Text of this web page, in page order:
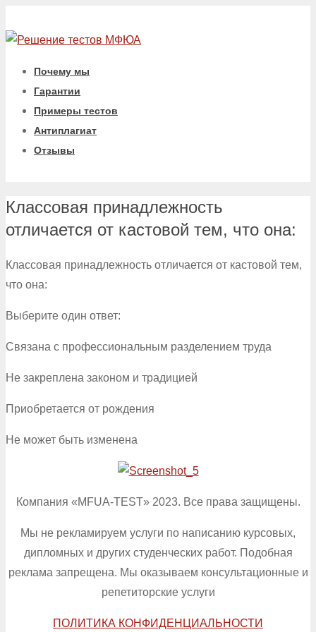
Почему мы
Гарантии
Примеры тестов
Антиплагиат
Отзывы
Классовая принадлежность
отличается от кастовой тем, что она:
Классовая принадлежность отличается от кастовой тем,
что она:
Выберите один ответ:
Связана с профессиональным разделением труда
Не закреплена законом и традицией
Приобретается от рождения
Не может быть изменена
Компания «MFUA-TEST» 2023. Все права защищены.
Мы не рекламируем услуги по написанию курсовых,
дипломных и других студенческих работ. Подобная
реклама запрещена. Мы оказываем консультационные и
репетиторские услуги
ПОЛИТИКА КОНФИДЕНЦИАЛЬНОСТИ